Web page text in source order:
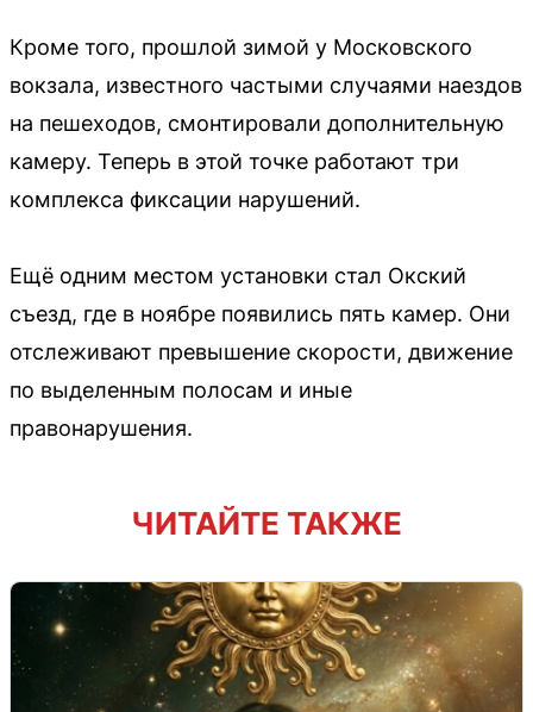
Кроме того, прошлой зимой у Московского
вокзала, известного частыми случаями наездов
на пешеходов, смонтировали дополнительную
камеру. Теперь в этой точке работают три
комплекса фиксации нарушений.
Ещё одним местом установки стал Окский
съезд, где в ноябре появились пять камер. Они
отслеживают превышение скорости, движение
по выделенным полосам и иные
правонарушения.
ЧИТАЙТЕ ТАКЖЕ